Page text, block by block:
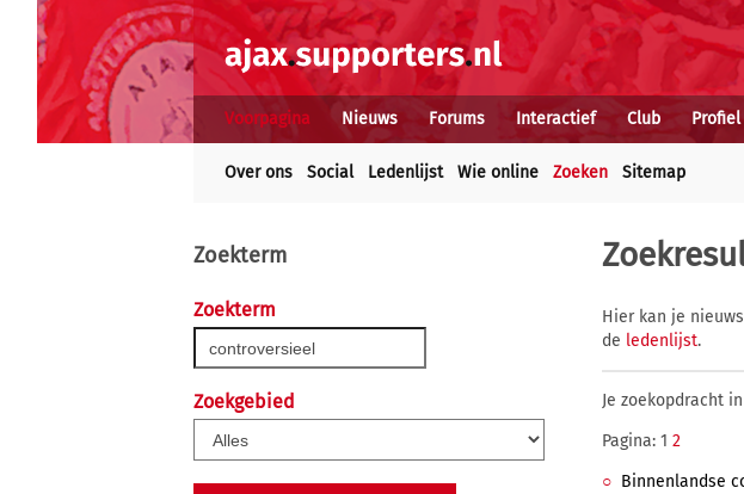
Voorpagina Nieuws Forums Interactief Club Profiel
Over ons Social Ledenlijst Wie online Zoeken Sitemap
Zoekterm
Zoekterm
Zoekgebied
Hier kan je
de ledenlijst.
Je zoekopdracht in
Pagina: 1 2
Binnenlandse